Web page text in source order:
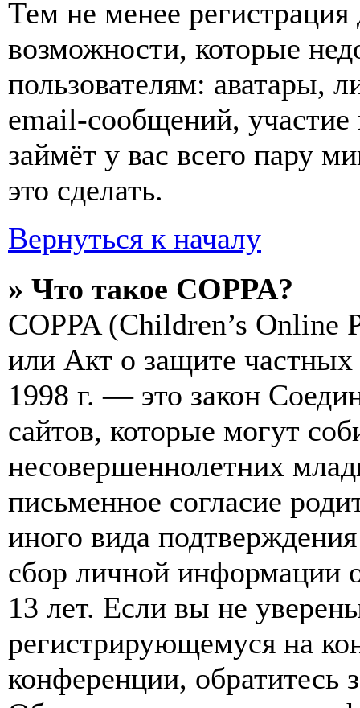
Тем не менее
возможности, которые
пользователям: аватары,
email-сообщений, участие
займёт у вас всего пару
это сделать.
Вернуться к началу
» Что такое COPPA?
COPPA (Children’s
или Акт о защите частных
1998 г. — это закон
сайтов, которые могут
несовершеннолетних
письменное согласие
иного вида
сбор личной информации
13 лет. Если вы не
регистрирующемуся на
конференции, обратитесь